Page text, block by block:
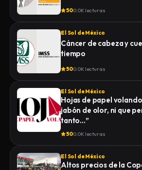
500.0K lecturas
El Sol de México
Cáncer de cabeza y
tiempo
500.0K lecturas
El Sol de México
Hojas de papel
jabón de olor, ni que
tanto…”
500.0K lecturas
El Sol de México
Altos precios de la